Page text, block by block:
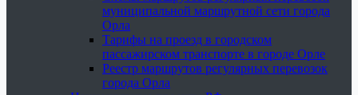
муниципальной маршрутной сети города
Орла
Тарифы на проезд в городском
пассажирском транспорте в городе Орле
Реестр маршрутов регулярных перевозок
города Орла